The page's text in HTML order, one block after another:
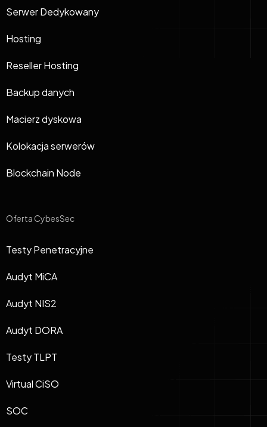
Serwer Dedykowany
Hosting
Reseller Hosting
Backup danych
Macierz dyskowa
Kolokacja serwerów
Blockchain Node
Oferta CybesSec
Testy Penetracyjne
Audyt MiCA
Audyt NIS2
Audyt DORA
Testy TLPT
Virtual CiSO
SOC